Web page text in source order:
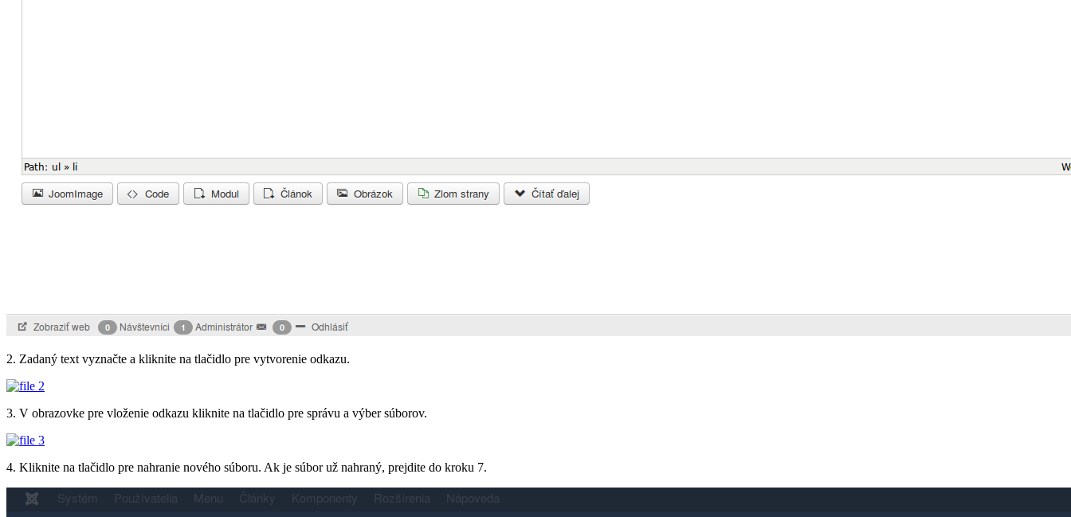
2. Zadaný text vyznačte a kliknite na tlačidlo pre vytvorenie odkazu.
3. V obrazovke pre vloženie odkazu kliknite na tlačidlo pre správu a výber súborov.
4. Kliknite na tlačidlo pre nahranie nového súboru. Ak je súbor už nahraný, prejdite do kroku 7.